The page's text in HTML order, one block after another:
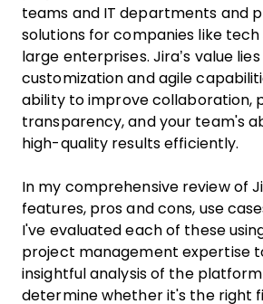
teams and IT departments and
solutions for companies like
large enterprises. Jira’s value lies
customization and agile
ability to improve collaboration,
transparency, and your team's
high-quality results efficiently.
In my comprehensive review of
features, pros and cons, use
I've evaluated each of these
project management expertise
insightful analysis of the
determine whether it's the right